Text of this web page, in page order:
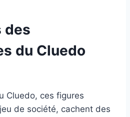
des
du Cluedo
Cluedo, ces figures
de société, cachent des